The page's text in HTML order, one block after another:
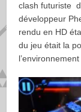
clash futuriste
développeur
rendu en HD
du jeu était la
l’environnement